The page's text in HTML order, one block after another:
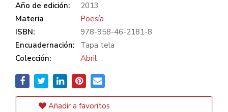
Año de edición:
2013
Materia
Poesía
ISBN:
978-958-46-2181-8
Encuadernación:
Tapa tela
Colección:
Abril
Añadir a favoritos